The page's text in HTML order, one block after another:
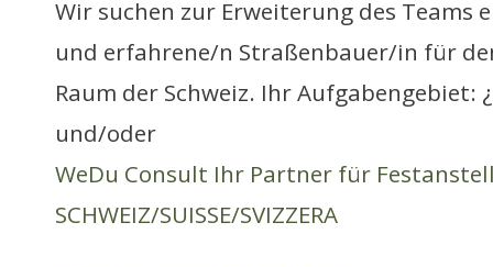
Wir suchen zur Erweiterung des Teams
und erfahrene/n Straßenbauer/in für
Raum der Schweiz. Ihr Aufgabengebiet:
und/oder
WeDu Consult Ihr Partner für
SCHWEIZ/SUISSE/SVIZZERA